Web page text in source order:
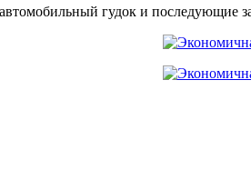
гудок и последующие